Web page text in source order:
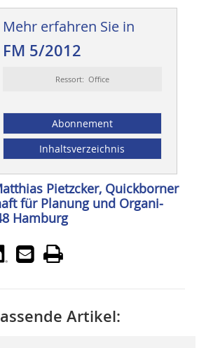
Mehr erfahren Sie in
FM 5/2012
Ressort: Office
Abonnement
Inhaltsverzeichnis
Pietzcker, Quickborner
für Planung und Organi­
Hamburg
Artikel: